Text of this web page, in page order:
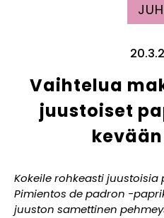
Vaihtelua
juustoiset
Kokeile rohkeasti
Pimientos de padron -
juuston samettinen